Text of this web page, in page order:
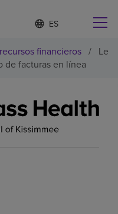
Lista
de
idiomas
contraída
d
o
m
e
c
financieros / Le
de facturas en línea